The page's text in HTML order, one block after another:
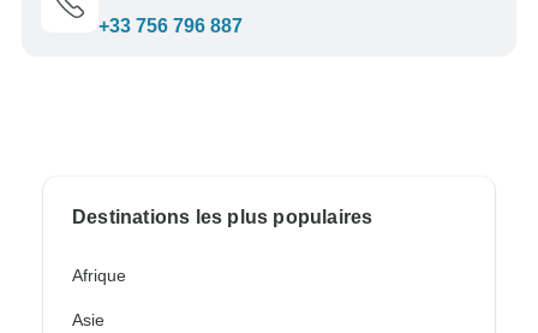
+33 756 796 887
Destinations les plus populaires
Afrique
Asie